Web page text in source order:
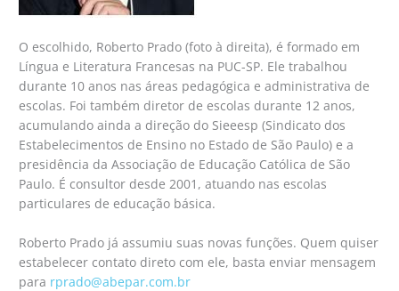
O escolhido, Roberto Prado (foto à direita), é formado em
Língua e Literatura Francesas na PUC-SP. Ele trabalhou
durante 10 anos nas áreas pedagógica e administrativa de
escolas. Foi também diretor de escolas durante 12 anos,
acumulando ainda a direção do Sieeesp (Sindicato dos
Estabelecimentos de Ensino no Estado de São Paulo) e a
presidência da Associação de Educação Católica de São
Paulo. É consultor desde 2001, atuando nas escolas
particulares de educação básica.
Roberto Prado já assumiu suas novas funções. Quem quiser
estabelecer contato direto com ele, basta enviar mensagem
para rprado@abepar.com.br